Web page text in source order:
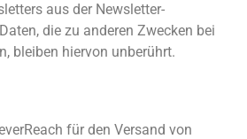
aus der Newsletter-
die zu anderen Zwecken bei
bleiben hiervon unberührt.
für den Versand von